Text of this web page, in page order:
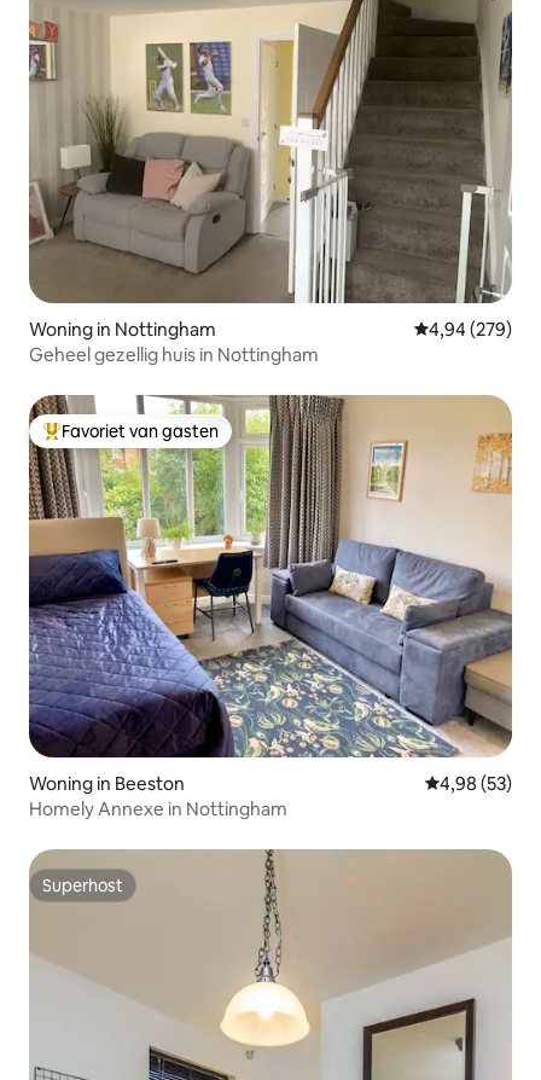
Woning in Nottingham Gemiddelde
4,94 (279)
Geheel gezellig huis in Nottingham
Topfavoriet van gasten
Favoriet van gasten
Woning in Beeston Gemiddelde
4,98 (53)
Homely Annexe in Nottingham
Superhost
Superhost